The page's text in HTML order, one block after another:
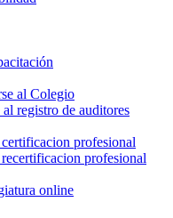
al Colegio
registro de auditores
profesional
profesional
online